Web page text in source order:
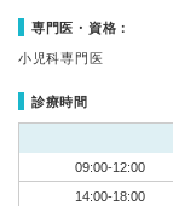
専門医・資格：
小児科専門医
診療時間
09:00-12:00
14:00-18:00